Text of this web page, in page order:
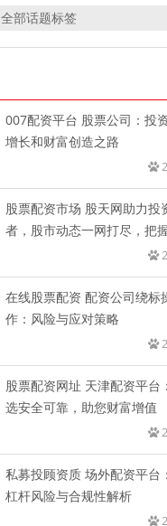
全部话题标签
007配资平台 股票公司：投资
增长和财富创造之路
股票配资市场 股天网助力投
者，股市动态一网打尽，把
在线股票配资 配资公司绕标
作：风险与应对策略
股票配资网址 天津配资平台
选安全可靠，助您财富增值
私募投顾资质 场外配资平台
杠杆风险与合规性解析